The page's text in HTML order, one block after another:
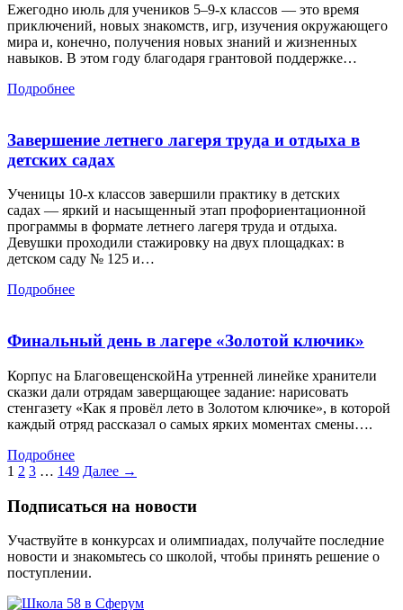
Ежегодно июль для учеников 5–9-х классов — это время
приключений, новых знакомств, игр, изучения окружающего
мира и, конечно, получения новых знаний и жизненных
навыков. В этом году благодаря грантовой поддержке…
Подробнее
Завершение летнего лагеря труда и отдыха в
детских садах
Ученицы 10‑х классов завершили практику в детских
садах — яркий и насыщенный этап профориентационной
программы в формате летнего лагеря труда и отдыха.
Девушки проходили стажировку на двух площадках: в
детском саду № 125 и…
Подробнее
Финальный день в лагере «Золотой ключик»
Корпус на БлаговещенскойНа утренней линейке хранители
сказки дали отрядам заверщающее задание: нарисовать
стенгазету «Как я провёл лето в Золотом ключике», в которой
каждый отряд рассказал о самых ярких моментах смены….
Подробнее
1 2 3 … 149 Далее →
Подписаться на новости
Участвуйте в конкурсах и олимпиадах, получайте последние
новости и знакомьтесь со школой, чтобы принять решение о
поступлении.